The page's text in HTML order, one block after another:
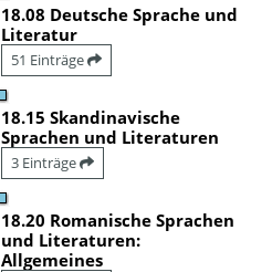
18.08 Deutsche Sprache und
Literatur
51 Einträge
18.15 Skandinavische
Sprachen und Literaturen
3 Einträge
18.20 Romanische Sprachen
und Literaturen:
Allgemeines